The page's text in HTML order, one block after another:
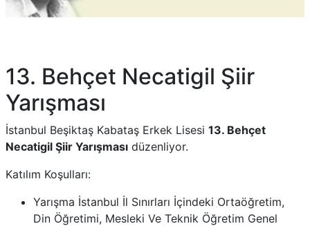
13. Behçet Necatigil Şiir
Yarışması
İstanbul Beşiktaş Kabataş Erkek Lisesi 13. Behçet
Necatigil Şiir Yarışması düzenliyor.
Katılım Koşulları:
Yarışma İstanbul İl Sınırları İçindeki Ortaöğretim,
Din Öğretimi, Mesleki Ve Teknik Öğretim Genel